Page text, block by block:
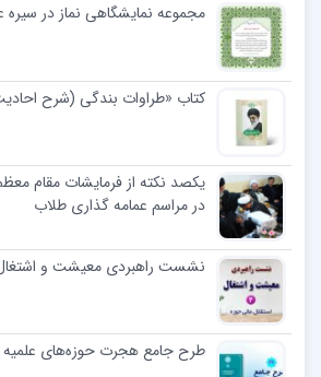
مجموعه نمایشگاهی نماز در سیره
کتاب «طراوات بندگی (شرح
یکصد نکته از فرمایشات مقام
در مراسم عمامه گذاری طلاب
نشست راهبردی معیشت و اشتغال
طرح جامع هجرت حوزه‌های علمیه